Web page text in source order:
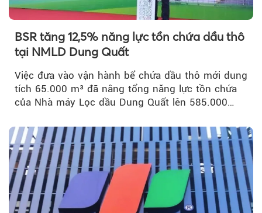
BSR tăng 12,5% năng lực tồn chứa dầu thô
tại NMLD Dung Quất
Việc đưa vào vận hành bể chứa dầu thô mới dung
tích 65.000 m³ đã nâng tổng năng lực tồn chứa
của Nhà máy Lọc dầu Dung Quất lên 585.000